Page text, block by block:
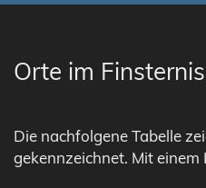
Orte im
Die nachfolgene Tabelle
gekennzeichnet. Mit